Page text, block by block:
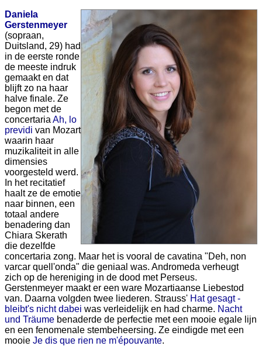
Daniela
Gerstenmeyer
(sopraan,
Duitsland, 29) had
in de eerste ronde
de meeste indruk
gemaakt en dat
blijft zo na haar
halve finale. Ze
begon met de
concertaria Ah, lo
previdi van Mozart
waarin haar
muzikaliteit in alle
dimensies
voorgesteld werd.
In het recitatief
haalt ze de emotie
naar binnen, een
totaal andere
benadering dan
Chiara Skerath
die dezelfde
concertaria zong. Maar het is vooral de cavatina "Deh, non
varcar quell'onda" die geniaal was. Andromeda verheugt
zich op de hereniging in de dood met Perseus.
Gerstenmeyer maakt er een ware Mozartiaanse Liebestod
van. Daarna volgden twee liederen. Strauss' Hat gesagt -
bleibt's nicht dabei was verleidelijk en had charme. Nacht
und Träume benaderde de perfectie met een mooie egale lijn
en een fenomenale stembeheersing. Ze eindigde met een
mooie Je dis que rien ne m'épouvante.